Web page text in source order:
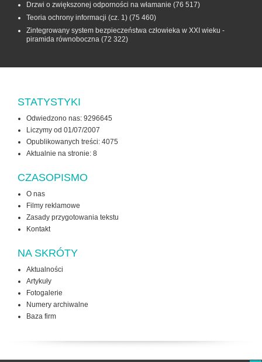
Drzwi o zwiększonej odporności na włamanie (76 517)
Teoria ochrony informacji (cz. 1) (75 460)
Zintegrowany system bezpieczeństwa człowieka w XXI wieku -
piramida równoboczna (72 322)
STATYSTYKI
Odwiedzono nas: 9296645
Liczymy od 01/07/2007
Opublikowanych treści: 4075
Aktualnie na stronie: 8
CZASOPISMO
O nas
Filmy reklamowe
Zasady przygotowania tekstu
Kontakt
NA SKRÓTY
Aktualności
Artykuły
Fotogalerie
Numery archiwalne
Baza firm